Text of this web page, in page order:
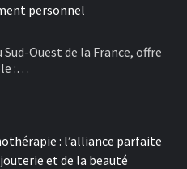
personnel
Ouest de la France, offre
:…
: l’alliance parfaite
et de la beauté